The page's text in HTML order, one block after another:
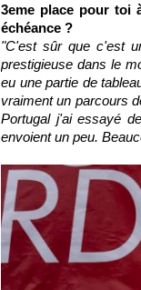
3eme place pour toi
échéance ?
"C'est sûr que c'est
prestigieuse dans le
eu une partie de
vraiment un parcours
Portugal j'ai essayé
envoient un peu.